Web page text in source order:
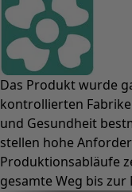
Das Produkt wurde
kontrollierten
und Gesundheit
stellen hohe
Produktionsabläufe
gesamte Weg bis zur